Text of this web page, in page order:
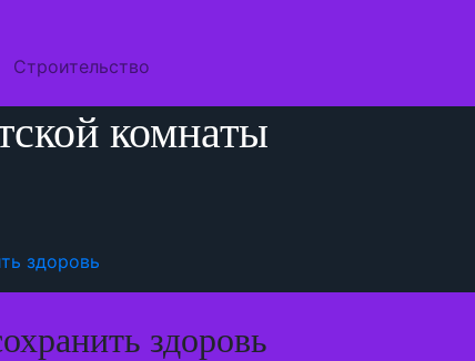
Строительство
комнаты
здоровь
здоровь